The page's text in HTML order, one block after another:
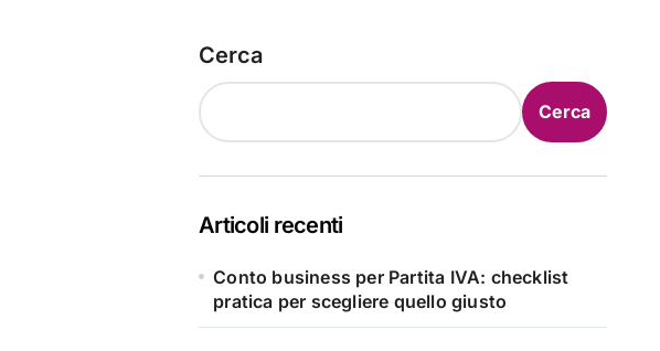
Cerca
Cerca
Articoli recenti
Conto business per Partita IVA: checklist
pratica per scegliere quello giusto